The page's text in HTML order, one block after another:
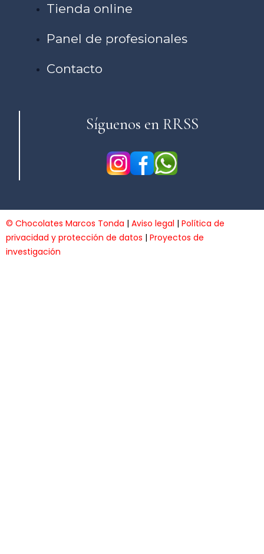
Tienda online
Panel de profesionales
Contacto
Síguenos en RRSS
© Chocolates Marcos Tonda | Aviso legal | Política de
privacidad y protección de datos | Proyectos de
investigación